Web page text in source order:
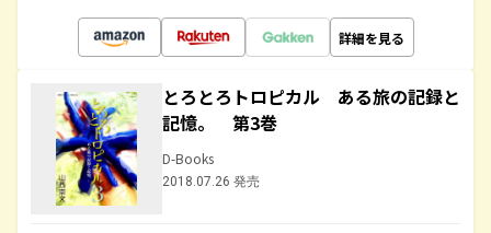
詳細を見る
とろとろトロピカル ある旅の記録と
記憶。 第3巻
D-Books
2018.07.26 発売